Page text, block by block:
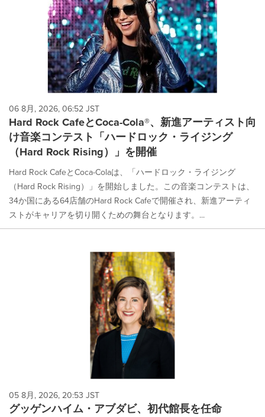
06 8月, 2026, 06:52 JST
Hard Rock CafeとCoca-Cola®、新進アーティスト向
け音楽コンテスト「ハードロック・ライジング
（Hard Rock Rising）」を開催
Hard Rock CafeとCoca-Colaは、「ハードロック・ライジング
（Hard Rock Rising）」を開始しました。この音楽コンテストは、
34か国にある64店舗のHard Rock Cafeで開催され、新進アーティ
ストがキャリアを切り開くための舞台となります。...
05 8月, 2026, 20:53 JST
グッゲンハイム・アブダビ、初代館長を任命